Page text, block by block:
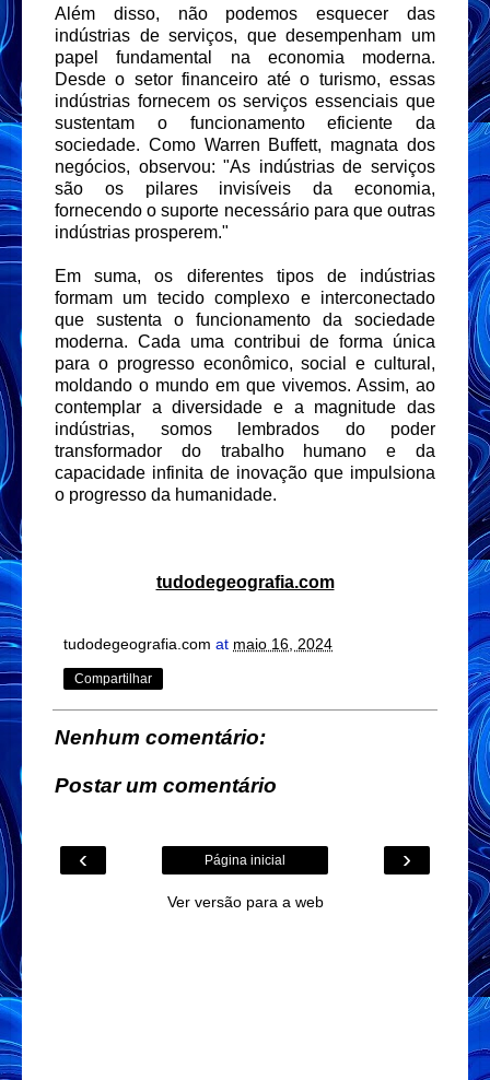
Além disso, não podemos esquecer das
indústrias de serviços, que desempenham um
papel fundamental na economia moderna.
Desde o setor financeiro até o turismo, essas
indústrias fornecem os serviços essenciais que
sustentam o funcionamento eficiente da
sociedade. Como Warren Buffett, magnata dos
negócios, observou: "As indústrias de serviços
são os pilares invisíveis da economia,
fornecendo o suporte necessário para que outras
indústrias prosperem."
Em suma, os diferentes tipos de indústrias
formam um tecido complexo e interconectado
que sustenta o funcionamento da sociedade
moderna. Cada uma contribui de forma única
para o progresso econômico, social e cultural,
moldando o mundo em que vivemos. Assim, ao
contemplar a diversidade e a magnitude das
indústrias, somos lembrados do poder
transformador do trabalho humano e da
capacidade infinita de inovação que impulsiona
o progresso da humanidade.
tudodegeografia.com
tudodegeografia.com at maio 16, 2024
Compartilhar
Nenhum comentário:
Postar um comentário
‹ ›
Página inicial
Ver versão para a web